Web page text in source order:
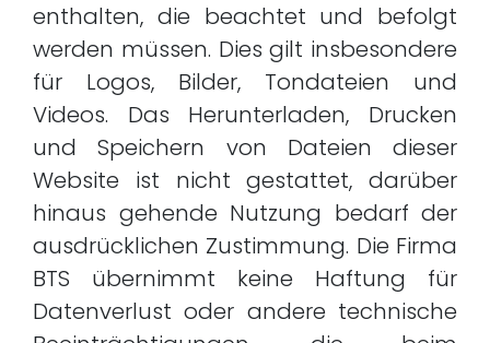
enthalten, die beachtet und befolgt
werden müssen. Dies gilt insbesondere
für Logos, Bilder, Tondateien und
Videos. Das Herunterladen, Drucken
und Speichern von Dateien dieser
Website ist nicht gestattet, darüber
hinaus gehende Nutzung bedarf der
ausdrücklichen Zustimmung. Die Firma
BTS übernimmt keine Haftung für
Datenverlust oder andere technische